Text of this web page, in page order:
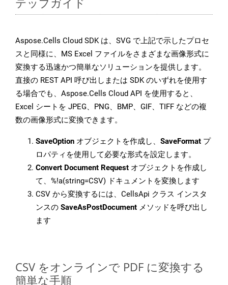
Aspose.Cells Cloud SDK は、SVG で上記で示したプロセ
スと同様に、MS Excel ファイルをさまざまな画像形式に
変換する迅速かつ簡単なソリューションを提供します。
直接の REST API 呼び出しまたは SDK のいずれを使用す
る場合でも、Aspose.Cells Cloud API を使用すると、
Excel シートを JPEG、PNG、BMP、GIF、TIFF などの複
数の画像形式に変換できます。
SaveOption オブジェクトを作成し、 SaveFormat プ
ロパティを使用して必要な形式を設定します。
Convert Document Request オブジェクトを作成し
て、%!a(string=CSV) ドキュメントを変換します
CSV から変換するには、CellsApi クラス インスタ
ンスの SaveAsPostDocument メソッドを呼び出し
ます
CSV をオンラインで PDF に変換する
簡単な手順